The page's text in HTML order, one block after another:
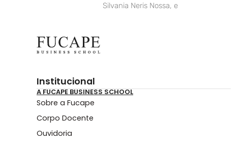
Silvania Neris Nossa, e
Institucional
A FUCAPE BUSINESS SCHOOL
Sobre a Fucape
Corpo Docente
Ouvidoria